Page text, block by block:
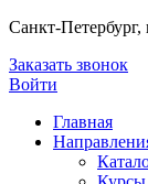
Санкт-
Заказать звонок
Войти
Главная